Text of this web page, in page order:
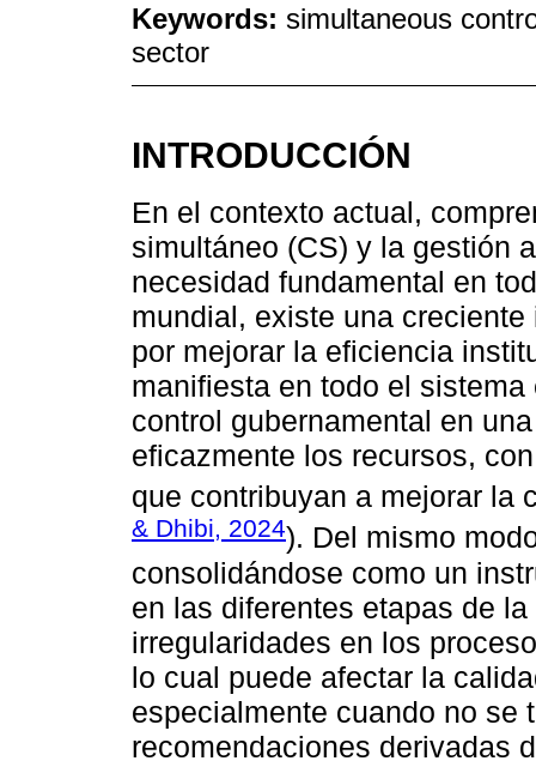
Keywords: simultaneous
sector
INTRODUCCIÓN
En el contexto actual,
simultáneo (CS) y la gestión
necesidad fundamental en
mundial, existe una
por mejorar la eficiencia
manifiesta en todo el
control gubernamental en
eficazmente los recursos,
que contribuyan a mejorar la
& Dhibi, 2024). Del mismo
consolidándose como un
en las diferentes etapas de
irregularidades en los
lo cual puede afectar la
especialmente cuando no se
recomendaciones derivadas